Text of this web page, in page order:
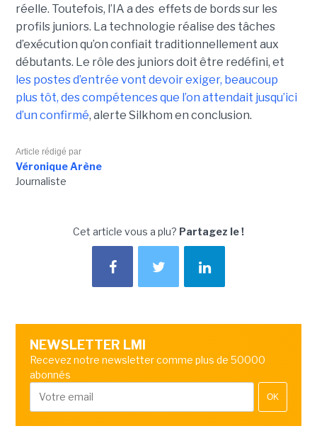
réelle. Toutefois, l’IA a des effets de bords sur les
profils juniors. La technologie réalise des tâches
d’exécution qu’on confiait traditionnellement aux
débutants. Le rôle des juniors doit être redéfini, et
les postes d’entrée vont devoir exiger, beaucoup
plus tôt, des compétences que l’on attendait jusqu’ici
d’un confirmé, alerte Silkhom en conclusion.
Article rédigé par
Véronique Arène
Journaliste
Cet article vous a plu? Partagez le !
NEWSLETTER LMI
Recevez notre newsletter comme plus de 50000
abonnés
OK